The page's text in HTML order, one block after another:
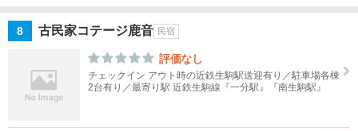
寺周
天
理・
8 古民家コテージ鹿音 民宿
評価なし
チェックイン アウト時の近鉄生駒駅送迎有り／駐車場各棟
2台有り／最寄り駅 近鉄生駒線『一分駅』『南生駒駅』